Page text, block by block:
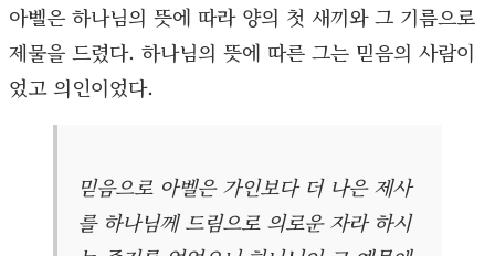
아벨은 하나님의 뜻에 따라 양의 첫 새끼와 그 기름으로
제물을 드렸다. 하나님의 뜻에 따른 그는 믿음의 사람이
었고 의인이었다.
믿음으로 아벨은 가인보다 더 나은 제사
를 하나님께 드림으로 의로운 자라 하시